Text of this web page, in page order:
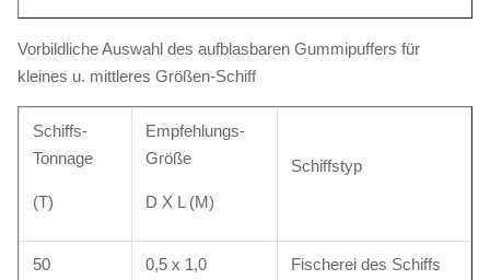
Vorbildliche Auswahl des aufblasbaren Gummipuffers für
kleines u. mittleres Größen-Schiff
Schiffs-
Tonnage
(T)
Empfehlungs-
Größe
D X L (M)
Schiffstyp
50 0,5 x 1,0 Fischerei des Schiffs